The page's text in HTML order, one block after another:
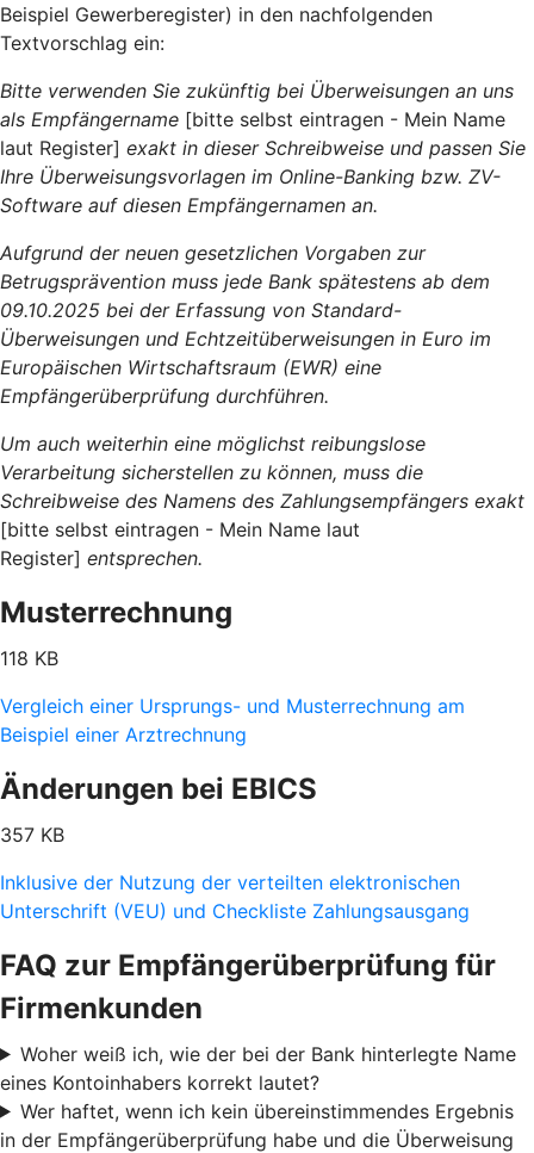
Beispiel Gewerberegister) in den nachfolgenden
Textvorschlag ein:
Bitte verwenden Sie zukünftig bei Überweisungen an uns
als Empfängername [bitte selbst eintragen - Mein Name
laut Register] exakt in dieser Schreibweise und passen Sie
Ihre Überweisungsvorlagen im Online-Banking bzw. ZV-
Software auf diesen Empfängernamen an.
Aufgrund der neuen gesetzlichen Vorgaben zur
Betrugsprävention muss jede Bank spätestens ab dem
09.10.2025 bei der Erfassung von Standard-
Überweisungen und Echtzeitüberweisungen in Euro im
Europäischen Wirtschaftsraum (EWR) eine
Empfängerüberprüfung durchführen.
Um auch weiterhin eine möglichst reibungslose
Verarbeitung sicherstellen zu können, muss die
Schreibweise des Namens des Zahlungsempfängers exakt
[bitte selbst eintragen - Mein Name laut
Register] entsprechen.
Musterrechnung
118 KB
Vergleich einer Ursprungs- und Musterrechnung am
Beispiel einer Arztrechnung
Änderungen bei EBICS
357 KB
Inklusive der Nutzung der verteilten elektronischen
Unterschrift (VEU) und Checkliste Zahlungsausgang
FAQ zur Empfängerüberprüfung für
Firmenkunden
Woher weiß ich, wie der bei der Bank hinterlegte Name
eines Kontoinhabers korrekt lautet?
Wer haftet, wenn ich kein übereinstimmendes Ergebnis
in der Empfängerüberprüfung habe und die Überweisung